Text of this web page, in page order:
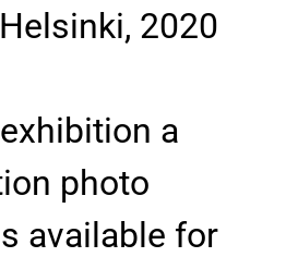
2020
a
photo
available for